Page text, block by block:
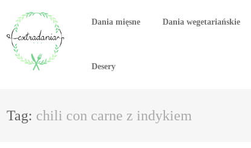
Dania mięsne Dania wegetariańskie
Desery
Tag: chili con carne z indykiem